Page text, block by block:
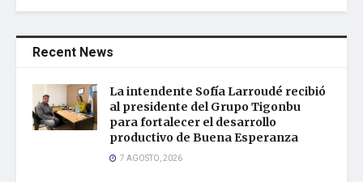
Recent News
La intendente Sofía Larroudé recibió
al presidente del Grupo Tigonbu
para fortalecer el desarrollo
productivo de Buena Esperanza
7 AGOSTO, 2026